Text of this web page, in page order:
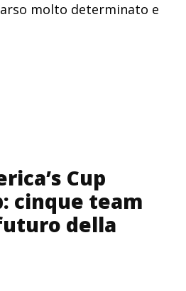
molto determinato e
Cup
cinque team
della